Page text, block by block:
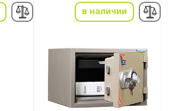
в наличии